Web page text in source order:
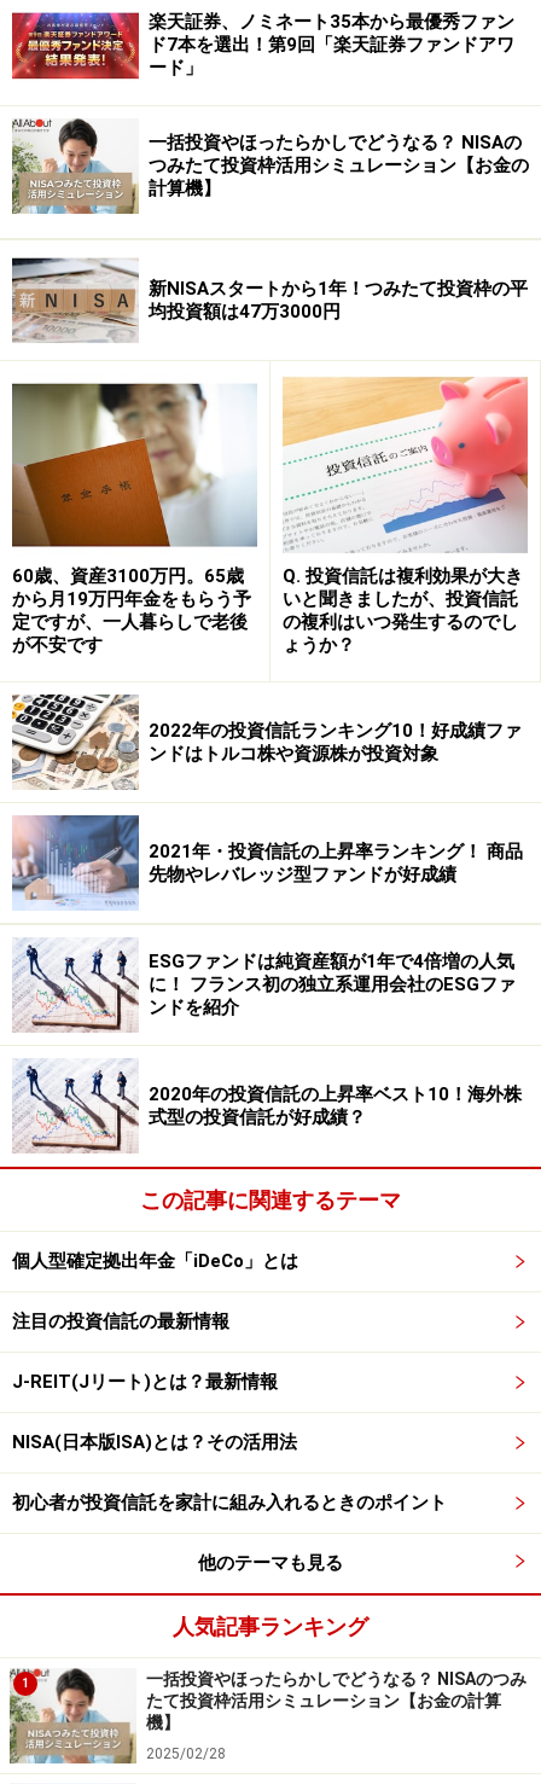
投資信託を銀行窓口で購入するメリットと
は？
銀行の窓口で投資信託を買うメリットには以下のことが
あげられます。
気軽に相談に行ける
預金と投資が一か所でおこなえる
販売担当者から丁寧なアドバイスをもらえる
注文ミスの心配がない
投資ビギナーにとってはじめて証券会社の店舗に足を踏
み入れるのはけっこう勇気が要るものですが、その点、
行き慣れた銀行の窓口であれば気楽に足を運べます。預
金と投資が同じ場所でこなせるのも便利。「お金をおろ
しに来たついでに……」と気軽に資産運用の相談ができま
す。
相談ブースでは、販売担当者が親切・丁寧に商品選びの
アドバイスをしてくれるはず。リスクやコストについ
て、専門用語の意味についてなど、知りたいことやわか
らないことは何でもその場で訊けるので、はじめて投資
信託を買う人も心強いでしょう。担当者に色々と相談す
ることで自分の投資知識も深まります。
また、投資信託の購入手続きをとる際、「購入口数をひ
ちなミス。しかし窓口の購入なら、書面と口頭の両方で
確認するので正確に注文を出すことができます。
一方のデメリットについては、
でご説明しま
しょう。
本記事の内容は一般的な情報提供を目的としており、特定の金融
商品や投資行動を推奨するものではありません。
投資や資産運用に関する最終的なご判断はご自身の責任において
掲載情報の正確性・完全性については十分に配慮しております
が、その内容を保証するものではなく、これに基づく損失・損害
などについて当社は一切の責任を負いません。
最新の情報や詳細については、必ず各金融機関やサービス提供者
の公式情報をご確認ください。
楽天証券、ノミネート35本から最優秀ファン
ド7本を選出！第9回「楽天証券ファンドアワ
ード」
一括投資やほったらかしでどうなる？ NISAの
つみたて投資枠活用シミュレーション【お金の
計算機】
新NISAスタートから1年！つみたて投資枠の平
均投資額は47万3000円
60歳、資産3100万円。65歳
から月19万円年金をもらう予
定ですが、一人暮らしで老後
が不安です
Q. 投資信託は複利効果が大き
いと聞きましたが、投資信託
の複利はいつ発生するのでし
ょうか？
2022年の投資信託ランキング10！好成績ファ
ンドはトルコ株や資源株が投資対象
2021年・投資信託の上昇率ランキング！ 商品
先物やレバレッジ型ファンドが好成績
ESGファンドは純資産額が1年で4倍増の人気
に！ フランス初の独立系運用会社のESGファ
ンドを紹介
2020年の投資信託の上昇率ベスト10！海外株
式型の投資信託が好成績？
この記事に関連するテーマ
個人型確定拠出年金「iDeCo」とは
注目の投資信託の最新情報
J-REIT(Jリート)とは？最新情報
NISA(日本版ISA)とは？その活用法
初心者が投資信託を家計に組み入れるときのポイント
他のテーマも見る
人気記事ランキング
1
一括投資やほったらかしでどうなる？ NISAのつみ
たて投資枠活用シミュレーション【お金の計算
機】
2025/02/28